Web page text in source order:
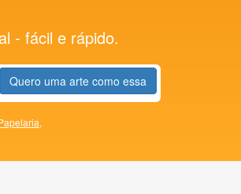
- fácil e rápido.
Quero uma arte como essa